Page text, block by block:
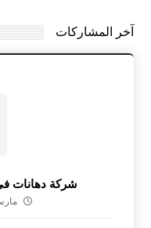
آخر المشاركات
شركة دهانات في أم
مارس